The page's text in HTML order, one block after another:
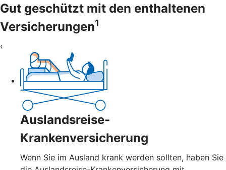
Gut geschützt mit den enthaltenen
Versicherungen1
‹
Auslandsreise-
Krankenversicherung
Wenn Sie im Ausland krank werden sollten, haben Sie